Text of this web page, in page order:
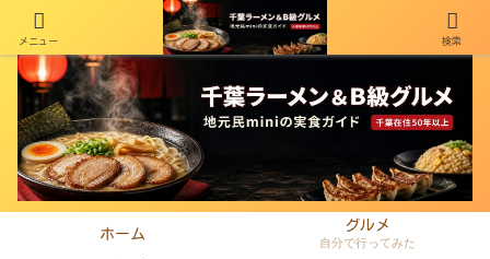
千葉在住50年以上のminiがラーメン・町中華・B級グルメを本音レビュー
ホーム
グルメ
自分で行ってみた
メニュー 検索